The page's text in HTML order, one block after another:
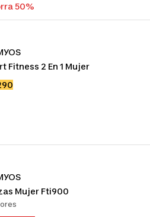
50%
Fitness 2 En 1 Mujer
Mujer Fti900